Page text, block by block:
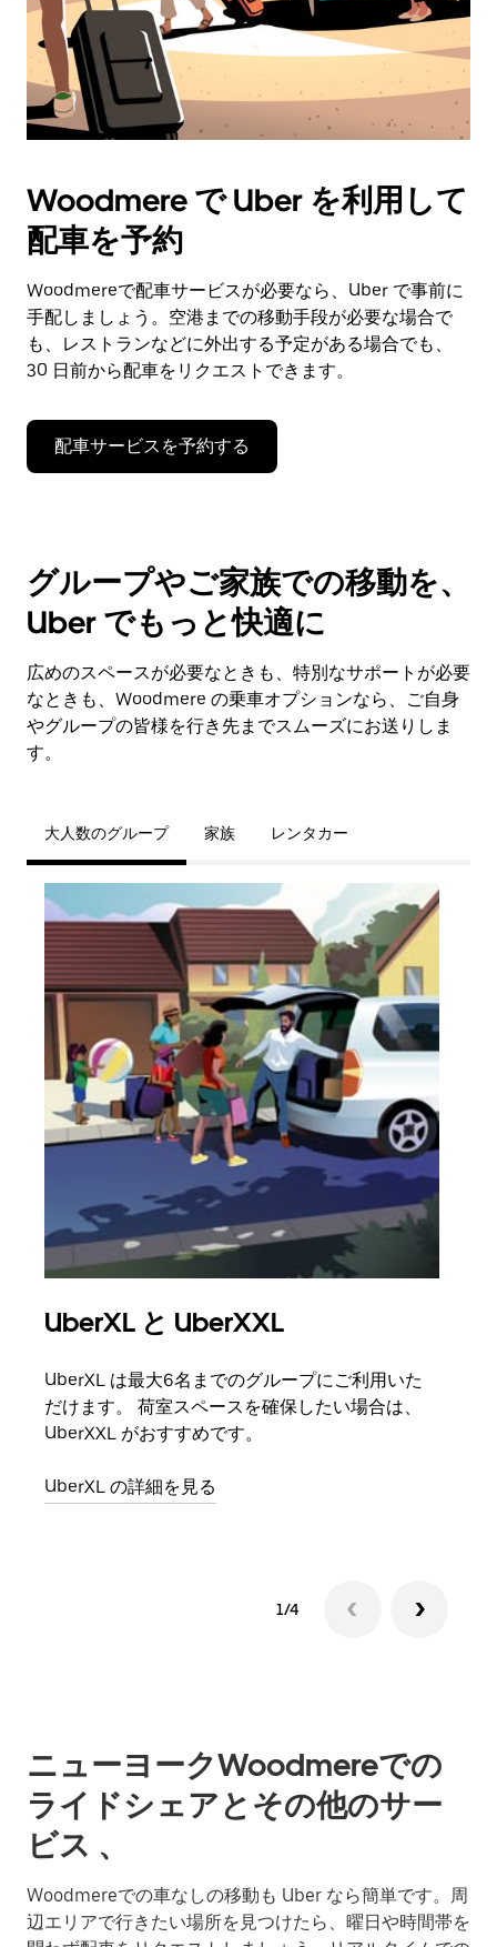
Woodmere で Uber を利用して
配車を予約
Woodmereで配車サービスが必要なら、Uber で事前に
手配しましょう。空港までの移動手段が必要な場合で
も、レストランなどに外出する予定がある場合でも、
30 日前から配車をリクエストできます。
配車サービスを予約する
グループやご家族での移動を、
Uber でもっと快適に
広めのスペースが必要なときも、特別なサポートが必要
なときも、Woodmere の乗車オプションなら、ご自身
やグループの皆様を行き先までスムーズにお送りしま
す。
大人数のグループ 家族 レンタカー
UberXL と UberXXL
UberXL は最大6名までのグループにご利用いた
だけます。 荷室スペースを確保したい場合は、
UberXXL がおすすめです。
UberXL の詳細を見る
1/4
ニューヨークWoodmereでの
ライドシェアとその他のサー
ビス 、
Woodmereでの車なしの移動も Uber なら簡単です。周
辺エリアで行きたい場所を見つけたら、曜日や時間帯を